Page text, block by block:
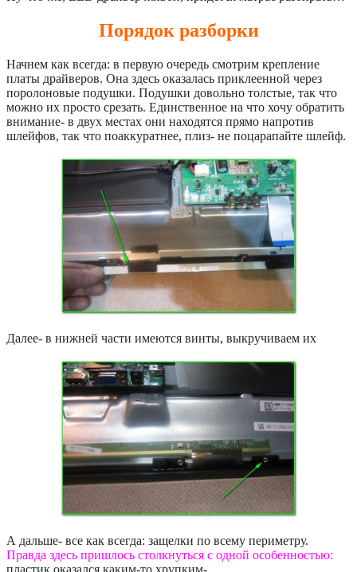
Порядок разборки
Начнем как всегда: в первую очередь смотрим крепление
платы драйверов. Она здесь оказалась приклеенной через
поролоновые подушки. Подушки довольно толстые, так что
можно их просто срезать. Единственное на что хочу обратить
внимание- в двух местах они находятся прямо напротив
шлейфов, так что поаккуратнее, плиз- не поцарапайте шлейф.
Далее- в нижней части имеются винты, выкручиваем их
А дальше- все как всегда: защелки по всему периметру.
Правда здесь пришлось столкнуться с одной особенностью:
пластик оказался каким-то хрупким-